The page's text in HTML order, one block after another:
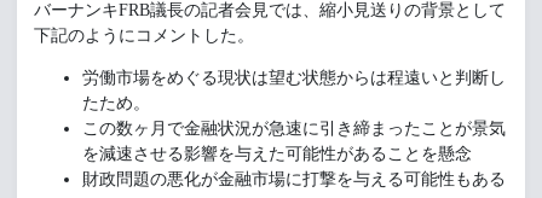
バーナンキFRB議長の記者会見では、縮小見送りの背景として
下記のようにコメントした。
労働市場をめぐる現状は望む状態からは程遠いと判断し
たため。
この数ヶ月で金融状況が急速に引き締まったことが景気
を減速させる影響を与えた可能性があることを懸念
財政問題の悪化が金融市場に打撃を与える可能性もある